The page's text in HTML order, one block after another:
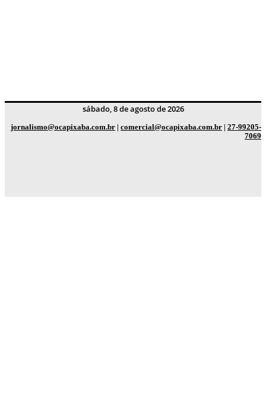
sábado, 8 de agosto de 2026
jornalismo@ocapixaba.com.br | comercial@ocapixaba.com.br | 27-99205-
7069